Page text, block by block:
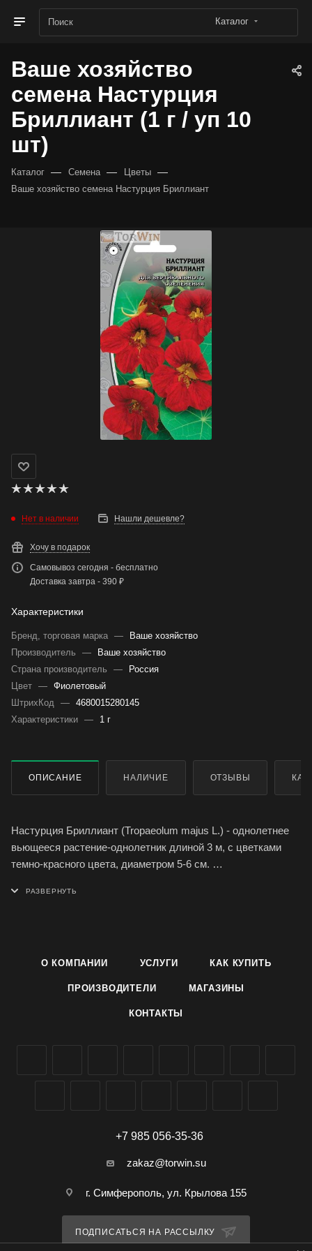
Каталог
Ваше хозяйство
семена Настурция
Бриллиант (1 г / уп 10
шт)
Каталог — Семена — Цветы —
Ваше хозяйство семена Настурция Бриллиант
Нет в наличии Нашли дешевле?
Хочу в подарок
Самовывоз сегодня - бесплатно
Доставка завтра - 390 ₽
Характеристики
Бренд, торговая марка —
Ваше хозяйство
Производитель
—
Ваше хозяйство
Страна производитель
—
Россия
Цвет — Фиолетовый
ШтрихКод — 4680015280145
Характеристики — 1 г
ОПИСАНИЕ НАЛИЧИЕ ОТЗЫВЫ
Настурция Бриллиант (Tropaeolum majus L.) - однолетнее
вьющееся растение-однолетник длиной 3 м, с цветками
темно-красного цвета, диаметром 5-6 см.
Цветет обильно с июня до заморозков, предпочитая
ампельное растение.
рассаду в апреле на глубину 2 см, по 2-3 шт. Всходы
О КОМПАНИИ УСЛУГИ КАК КУПИТЬ
ПРОИЗВОДИТЕЛИ МАГАЗИНЫ
КОНТАКТЫ
+7 985 056-35-36
zakaz@torwin.su
г. Симферополь, ул. Крылова 155
ПОДПИСАТЬСЯ НА РАССЫЛКУ